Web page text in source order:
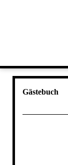
Gästebuch